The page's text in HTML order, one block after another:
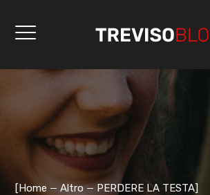
[Home Altro PERDERE LA TESTA]